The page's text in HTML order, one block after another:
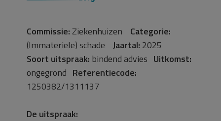
Commissie:Ziekenhuizen Categorie:
(Immateriele) schade Jaartal: 2025
Soort uitspraak: bindend advies Uitkomst:
ongegrond Referentiecode:
1250382/1311137
De uitspraak: